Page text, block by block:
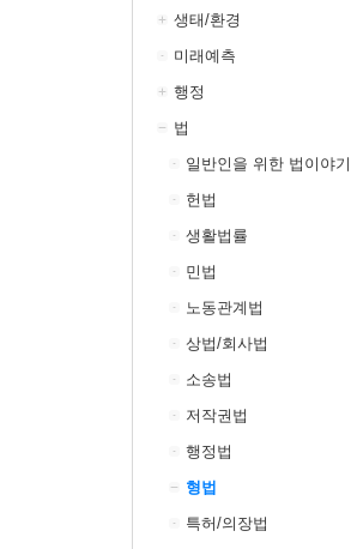
생태/환경
미래예측
행정
법
일반인을 위한 법이야기
헌법
생활법률
민법
노동관계법
상법/회사법
소송법
저작권법
행정법
형법
특허/의장법